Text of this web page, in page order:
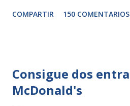
COMPARTIR 150 COMENTARIOS
Consigue dos
McDonald's